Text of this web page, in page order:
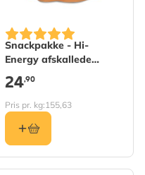
Snackpakke - Hi-
Energy afskallede
(ingen ukrudt)
24,90
Pris pr. kg:155,63